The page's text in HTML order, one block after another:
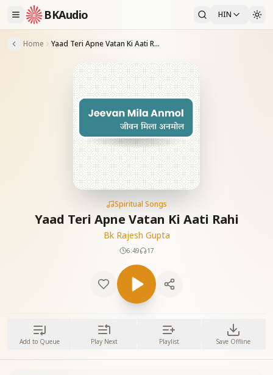
BKAudio HIN
Home Yaad Teri Apne Vatan Ki Aati Rahi
Spiritual Songs
Yaad Teri Apne Vatan Ki Aati Rahi
Bk Rajesh Gupta
6:49 17
Add to Queue Play Next Playlist Save Offline